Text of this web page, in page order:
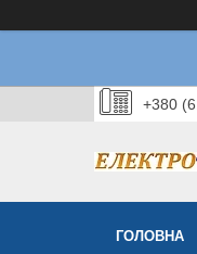
+380
ГОЛОВНА